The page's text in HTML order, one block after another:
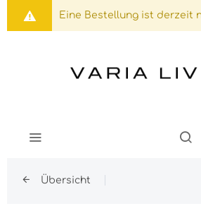
Eine Bestellung ist derzeit
Übersicht